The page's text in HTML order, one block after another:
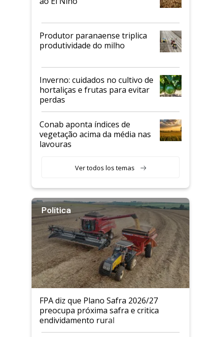
Produtor paranaense triplica
produtividade do milho
Inverno: cuidados no cultivo de
hortaliças e frutas para evitar
perdas
Conab aponta índices de
vegetação acima da média nas
lavouras
Ver todos los temas
Política
FPA diz que Plano Safra 2026/27
preocupa próxima safra e critica
endividamento rural